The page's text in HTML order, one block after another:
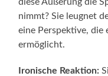
nimmt? Sie leugnet
eine Perspektive,
ermöglicht.
Ironische Reaktion: